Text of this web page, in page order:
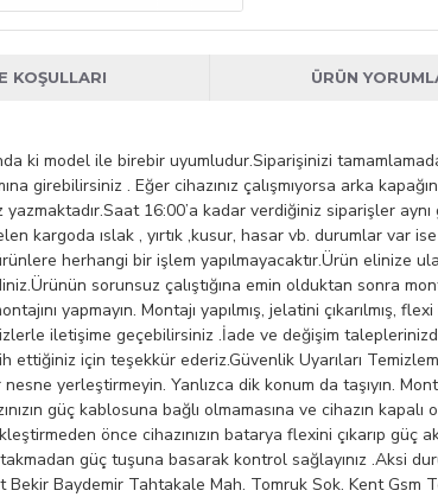
KOŞULLARI ÜRÜN
ki model ile birebir uyumludur.Siparişinizi
girebilirsiniz . Eğer cihazınız çalışmıyorsa arka
16:00’a kadar verdiğiniz siparişler
kargoda ıslak , yırtık ,kusur, hasar vb. durumlar var
herhangi bir işlem yapılmayacaktır.Ürün elinize
sorunsuz çalıştığına emin olduktan sonra
yapmayın. Montajı yapılmış, jelatini çıkarılmış,
iletişime geçebilirsiniz .İade ve değişim
için teşekkür ederiz.Güvenlik Uyarıları
yerleştirmeyin. Yanlızca dik konum da taşıyın.
güç kablosuna bağlı olmamasına ve cihazın
önce cihazınızın batarya flexini çıkarıp güç
takmadan güç tuşuna basarak kontrol sağlayınız .Aksi
Baydemir Tahtakale Mah. Tomruk Sok. Kent Gsm